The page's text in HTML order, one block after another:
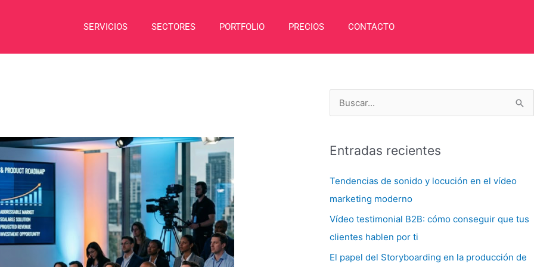
SERVICIOS SECTORES PORTFOLIO PRECIOS CONTACTO
c
a
r
Entradas recientes
Tendencias de sonido y locución en el vídeo
marketing moderno
Vídeo testimonial B2B: cómo conseguir que tus
clientes hablen por ti
El papel del Storyboarding en la producción de